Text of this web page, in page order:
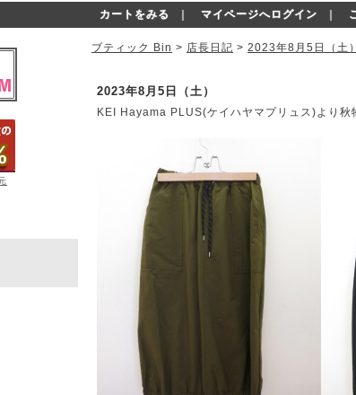
カートをみる マイページへログイン
ブティック Bin > 店長日記 > 2023年8月5日（土）
2023年8月5日（土）
KEI Hayama PLUS(ケイハヤマプリュス)より秋